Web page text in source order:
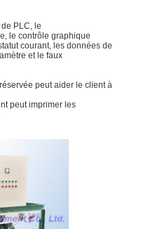
PLC, le
le contrôle graphique
courant, les données de
et le faux
peut aider le client à
peut imprimer les